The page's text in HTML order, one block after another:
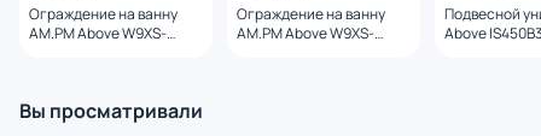
Ограждение на ванну
AM.PM Above W9XS-
Ограждение на ванну
AM.PM Above W9XS-
Подвесной
Above
Вы просматривали